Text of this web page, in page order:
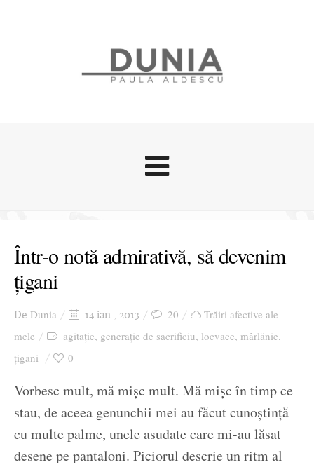
Stari afective
Zice Dunia
Cursuri povestite
Ziua culorii
Într-o notă admirativă, să devenim
țigani
De Dunia 14 ian., 2013 20
Trăiri afective ale
mele
agitație, generație de sacrificiu, locvace, mârlănie,
țigani 0
Vorbesc mult, mă mișc mult. Mă mișc în timp ce
stau, de aceea genunchii mei au făcut cunoștință
cu multe palme, unele asudate care mi-au lăsat
desene pe pantaloni. Piciorul descrie un ritm al